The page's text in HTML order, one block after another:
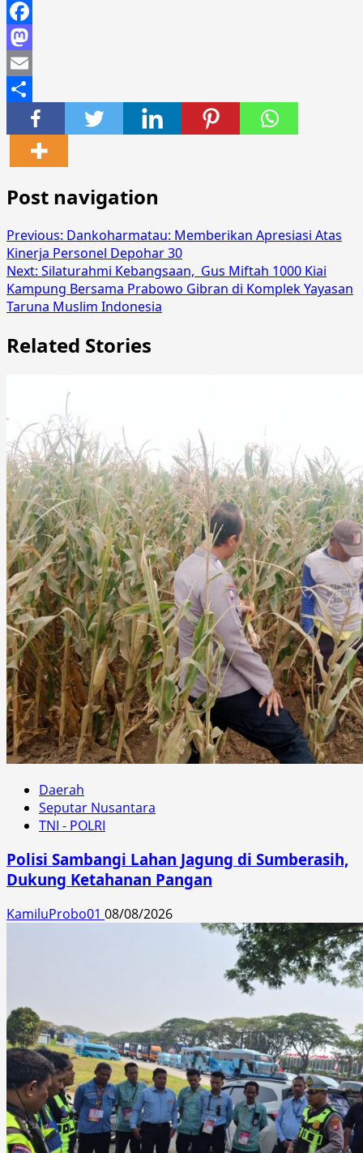
Facebook
Mastodon
Email
Share
Post navigation
Previous: Dankoharmatau: Memberikan Apresiasi Atas
Kinerja Personel Depohar 30
Next: Silaturahmi Kebangsaan, Gus Miftah 1000 Kiai
Kampung Bersama Prabowo Gibran di Komplek Yayasan
Taruna Muslim Indonesia
Related Stories
Daerah
Seputar Nusantara
TNI - POLRI
Polisi Sambangi Lahan Jagung di Sumberasih,
Dukung Ketahanan Pangan
KamiluProbo01 08/08/2026